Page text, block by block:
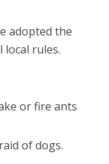
adopted the
local rules.
or fire ants
of dogs.